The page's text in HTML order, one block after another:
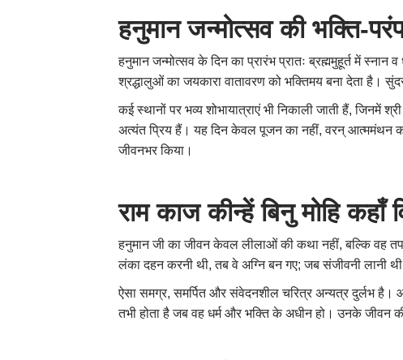
हनुमान जन्मोत्सव की भक्ति-
हनुमान जन्मोत्सव के दिन का प्रारंभ प्रातः ब्रह्ममुहूर्त में
श्रद्धालुओं का जयकारा वातावरण को भक्तिमय बना देता है।
कई स्थानों पर भव्य शोभायात्राएं भी निकाली जाती हैं,
अत्यंत प्रिय हैं। यह दिन केवल पूजन का नहीं, वरन् आत्ममंथन
जीवनभर किया।
राम काज कीन्हें बिनु मोहि कहाँ
हनुमान जी का जीवन केवल लीलाओं की कथा नहीं, बल्कि वह
लंका दहन करनी थी, तब वे अग्नि बन गए; जब संजीवनी लानी
ऐसा समग्र, समर्पित और संवेदनशील चरित्र अन्यत्र दुर्लभ है।
तभी होता है जब वह धर्म और भक्ति के अधीन हो। उनके जीवन